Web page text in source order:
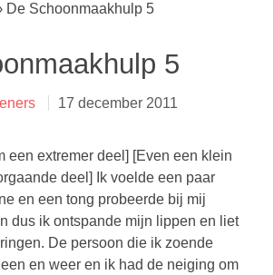
De Schoonmaakhulp 5
5
17 december 2011
een extremer deel] [Even een klein
deel] Ik voelde een paar
en een tong probeerde bij mij
dus ik ontspande mijn lippen en liet
De persoon die ik zoende
en weer en ik had de neiging om